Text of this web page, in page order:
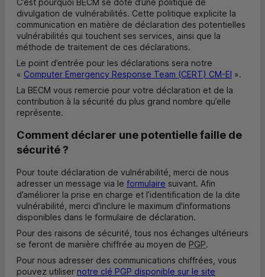
C’est pourquoi BECM se dote d’une politique de
divulgation de vulnérabilités. Cette politique explicite la
communication en matière de déclaration des potentielles
vulnérabilités qui touchent ses services, ainsi que la
méthode de traitement de ces déclarations.
Le point d’entrée pour les déclarations sera notre
« Computer Emergency Response Team (CERT) CM-EI ».
La BECM vous remercie pour votre déclaration et de la
contribution à la sécurité du plus grand nombre qu’elle
représente.
Comment déclarer une potentielle faille de
sécurité ?
Pour toute déclaration de vulnérabilité, merci de nous
adresser un message via le formulaire suivant. Afin
d’améliorer la prise en charge et l’identification de la dite
vulnérabilité, merci d'inclure le maximum d'informations
disponibles dans le formulaire de déclaration.
Pour des raisons de sécurité, tous nos échanges ultérieurs
se feront de manière chiffrée au moyen de PGP.
Pour nous adresser des communications chiffrées, vous
pouvez utiliser notre clé PGP disponible sur le site